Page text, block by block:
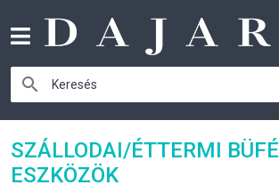
SZÁLLODAI/ÉTTERMI BÜFÉ
ESZKÖZÖK